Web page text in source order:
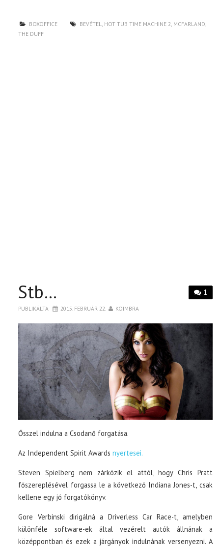
BOXOFFICE BEVÉTEL, HOT TUB TIME MACHINE 2, MCFARLAND,
THE DUFF
1
Stb…
PUBLIKÁLTA 2015. FEBRUÁR 22. KOIMBRA
Ősszel indulna a Csodanő forgatása.
Az Independent Spirit Awardsnyertesei.
Steven Spielberg nem zárkózik el attól, hogy Chris Pratt
főszereplésével forgassa le a következő Indiana Jones-t, csak
kellene egy jó forgatókönyv.
Gore Verbinski dirigálná a Driverless Car Race-t, amelyben
különféle software-ek által vezérelt autók állnának a
középpontban és ezek a járgányok indulnának versenyezni. A